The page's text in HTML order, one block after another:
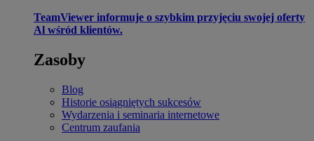
TeamViewer informuje o szybkim przyjęciu swojej oferty
Al wśród klientów.
Zasoby
Blog
Historie osiągniętych sukcesów
Wydarzenia i seminaria internetowe
Centrum zaufania